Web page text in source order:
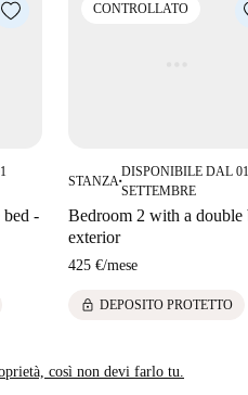
-
CONTROLLATO
STANZA ■
DISPONIBILE DAL 01
SETTEMBRE
Bedroom 2 with a double
exterior
425 €/mese
lock DEPOSITO PROTETTO
così non devi farlo tu.